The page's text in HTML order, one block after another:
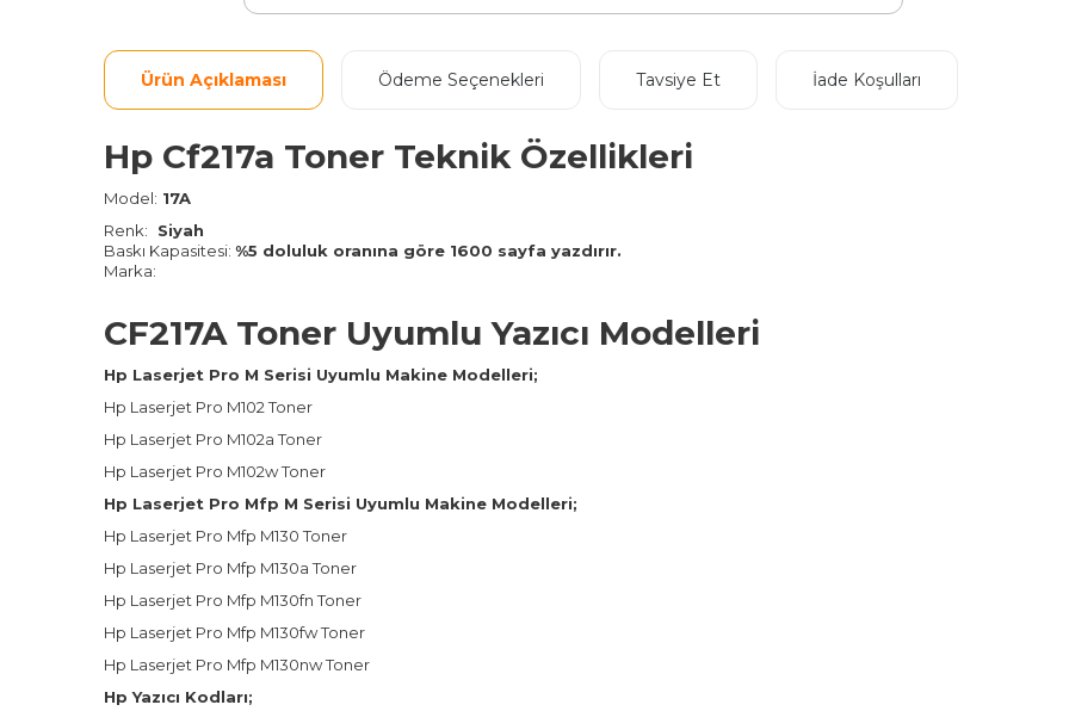
Ürün Açıklaması Ödeme Seçenekleri Tavsiye Et İade Koşulları
Hp Cf217a Toner Teknik Özellikleri
Model: 17A
Renk: Siyah
Baskı Kapasitesi: %5 doluluk oranına göre 1600 sayfa yazdırır.
Marka:
CF217A Toner Uyumlu Yazıcı Modelleri
Hp Laserjet Pro M Serisi Uyumlu Makine Modelleri;
Hp Laserjet Pro M102 Toner
Hp Laserjet Pro M102a Toner
Hp Laserjet Pro M102wToner
Hp Laserjet Pro Mfp M Serisi Uyumlu Makine Modelleri;
Hp Laserjet Pro Mfp M130 Toner
Hp Laserjet Pro Mfp M130a Toner
Hp Laserjet Pro Mfp M130fn Toner
Hp Laserjet Pro Mfp M130fwToner
Hp Laserjet Pro Mfp M130nwToner
Hp Yazıcı Kodları;